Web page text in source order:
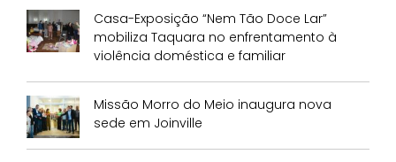
Casa-Exposição “Nem Tão Doce Lar”
mobiliza Taquara no enfrentamento à
violência doméstica e familiar
Missão Morro do Meio inaugura nova
sede em Joinville